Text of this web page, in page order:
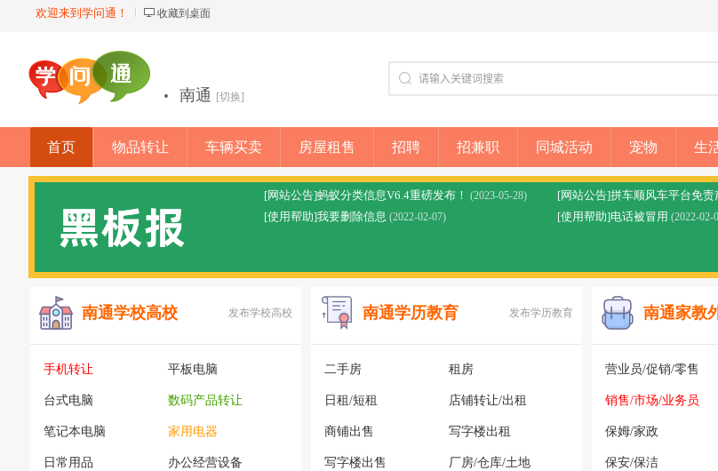
欢迎来到学问通！ 收藏到桌面
· 南通 [切换]
首页 物品转让 车辆买卖 房屋租售 招聘 招兼职 同城活动 宠物 生
店铺
[网站公告]蚂蚁分类信息V6.4重磅发布！ (2023-05-28)
[使用帮助]我要删除信息 (2022-02-07) [使用帮助]电话被冒用 (2022-02-
南通学校高校 发布学校高校
手机转让 平板电脑
台式电脑 数码产品转让
笔记本电脑 家用电器
日常用品 办公经营设备
南通学历教育 发布学历教育
二手房 租房
日租/短租 店铺转让/出租
商铺出售 写字楼出租
写字楼出售 厂房/仓库/土地
南通家教
营业员/促销/零售
销售/市场/业务员
保姆/家政
保安/保洁